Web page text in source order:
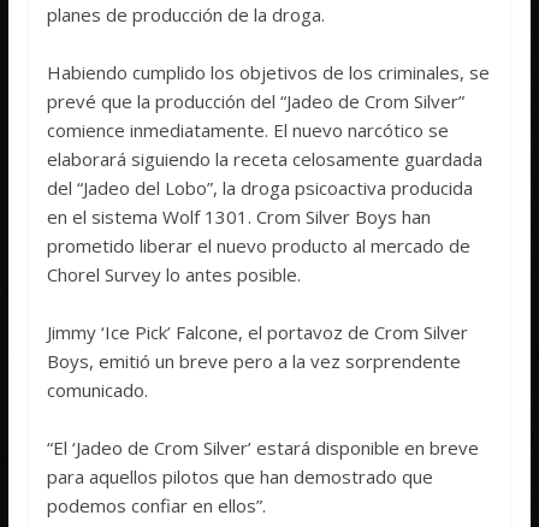
planes de producción de la droga.
Habiendo cumplido los objetivos de los criminales, se
prevé que la producción del “Jadeo de Crom Silver”
comience inmediatamente. El nuevo narcótico se
elaborará siguiendo la receta celosamente guardada
del “Jadeo del Lobo”, la droga psicoactiva producida
en el sistema Wolf 1301. Crom Silver Boys han
prometido liberar el nuevo producto al mercado de
Chorel Survey lo antes posible.
Jimmy ‘Ice Pick’ Falcone, el portavoz de Crom Silver
Boys, emitió un breve pero a la vez sorprendente
comunicado.
“El ‘Jadeo de Crom Silver’ estará disponible en breve
para aquellos pilotos que han demostrado que
podemos confiar en ellos”.